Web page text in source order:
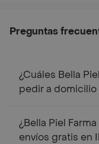
Preguntas
¿Cuáles Bella
pedir a domicilio
¿Bella Piel
envíos gratis en